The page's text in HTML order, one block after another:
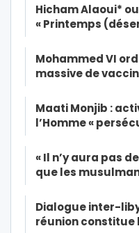
Hicham Alaoui*
« Printemps
Mohammed VI
massive de
Maati Monjib :
l’Homme «
« Il n’y aura pas
que les
Dialogue inter-
réunion constitue